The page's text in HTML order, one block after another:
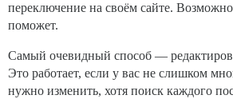
переключение на своём сайте.
поможет.
Самый очевидный способ —
Это работает, если у вас не слишком
нужно изменить, хотя поиск каждого